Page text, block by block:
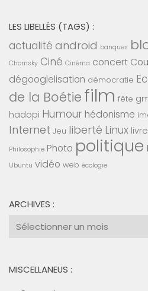
LES LIBELLÉS (TAGS) :
actualité android banques
Chomsky Ciné Cinéma concert
dégooglelisation démocratie
de la Boétie film fête
hadopi Humour hédonisme
Internet Jeu liberté Linux livre
Philosophie Photo politique
Ubuntu vidéo web écologie
ARCHIVES :
Archives
MISCELLANEUS :